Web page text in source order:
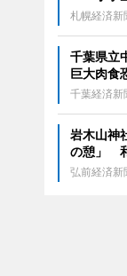
札幌経済新
千葉県立
巨大肉食
千葉経済新
岩木山神
の憩」
弘前経済新